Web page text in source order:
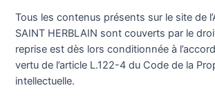
Tous les contenus présents sur le site de
SAINT HERBLAIN sont couverts par le
reprise est dès lors conditionnée à
vertu de l’article L.122-4 du Code de la
intellectuelle.